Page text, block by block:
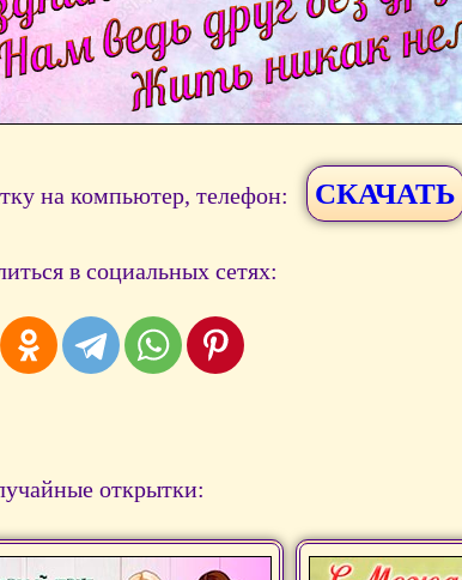
на компьютер, телефон: СКАЧАТЬ
в социальных сетях:
открытки: